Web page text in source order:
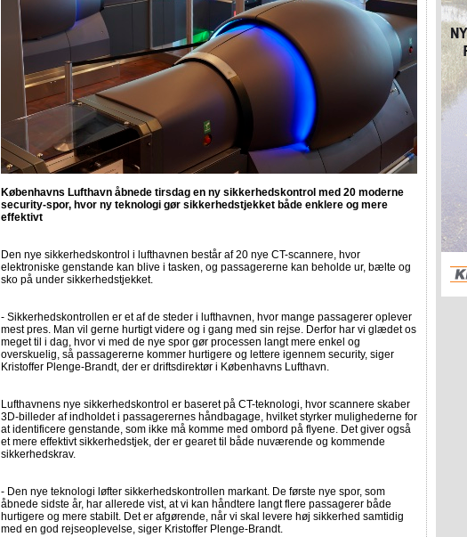
Københavns Lufthavn åbnede tirsdag en ny sikkerhedskontrol med 20 moderne
security-spor, hvor ny teknologi gør sikkerhedstjekket både enklere og mere
effektivt
Den nye sikkerhedskontrol i lufthavnen består af 20 nye CT-scannere, hvor
elektroniske genstande kan blive i tasken, og passagererne kan beholde ur, bælte og
sko på under sikkerhedstjekket.
- Sikkerhedskontrollen er et af de steder i lufthavnen, hvor mange passagerer oplever
mest pres. Man vil gerne hurtigt videre og i gang med sin rejse. Derfor har vi glædet os
meget til i dag, hvor vi med de nye spor gør processen langt mere enkel og
overskuelig, så passagererne kommer hurtigere og lettere igennem security, siger
Kristoffer Plenge-Brandt, der er driftsdirektør i Københavns Lufthavn.
Lufthavnens nye sikkerhedskontrol er baseret på CT-teknologi, hvor scannere skaber
3D-billeder af indholdet i passagerernes håndbagage, hvilket styrker mulighederne for
at identificere genstande, som ikke må komme med ombord på flyene. Det giver også
et mere effektivt sikkerhedstjek, der er gearet til både nuværende og kommende
sikkerhedskrav.
- Den nye teknologi løfter sikkerhedskontrollen markant. De første nye spor, som
åbnede sidste år, har allerede vist, at vi kan håndtere langt flere passagerer både
hurtigere og mere stabilt. Det er afgørende, når vi skal levere høj sikkerhed samtidig
med en god rejseoplevelse, siger Kristoffer Plenge-Brandt.